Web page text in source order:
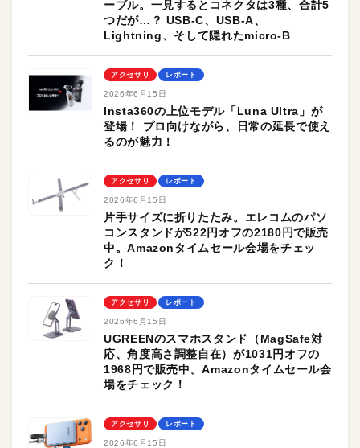
ーブル。一見するとコネクタは3種、合計5
つだが…？ USB-C、USB-A、
Lightning、そして隠れたmicro-B
アクセサリ レポート
2026年6月15日
Insta360の上位モデル「Luna Ultra」が
登場！ プロ向けながら、日常の延長で使え
るのが魅力！
アクセサリ レポート
2026年6月15日
片手サイズに折りたたみ。エレコムのパソ
コンスタンドが522円オフの2180円で販売
中。Amazonタイムセール会場をチェッ
ク！
アクセサリ レポート
2026年6月15日
UGREENのスマホスタンド（MagSafe対
応、角度高さ調整自在）が1031円オフの
1968円で販売中。Amazonタイムセール会
場をチェック！
アクセサリ レポート
2026年6月15日